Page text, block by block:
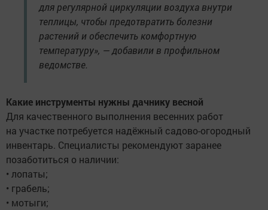
для регулярной циркуляции воздуха внутри
теплицы, чтобы предотвратить болезни
растений и обеспечить комфортную
температуру», — добавили в профильном
ведомстве.
Какие инструменты нужны дачнику весной
Для качественного выполнения весенних работ
на участке потребуется надёжный садово-огородный
инвентарь. Специалисты рекомендуют заранее
позаботиться о наличии:
• лопаты;
• грабель;
• мотыги;